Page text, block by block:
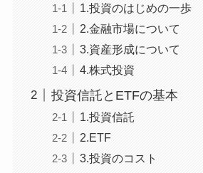
1.投資のはじめの一歩
2.金融市場について
3.資産形成について
4.株式投資
投資信託とETFの基本
1.投資信託
2.ETF
3.投資のコスト